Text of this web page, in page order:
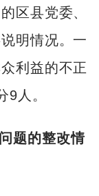
区县党委、
明情况。一
利益的不正
9人。
题的整改情